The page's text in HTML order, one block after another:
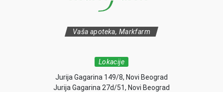
Vaša apoteka, Markfarm
Lokacije
Jurija Gagarina 149/8, Novi Beograd
Jurija Gagarina 27d/51, Novi Beograd